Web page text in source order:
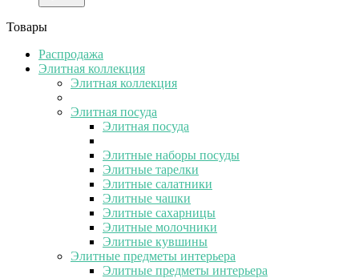
Товары
Распродажа
Элитная коллекция
Элитная коллекция
Элитная посуда
Элитная посуда
Элитные наборы посуды
Элитные тарелки
Элитные салатники
Элитные чашки
Элитные сахарницы
Элитные молочники
Элитные кувшины
Элитные предметы интерьера
Элитные предметы интерьера